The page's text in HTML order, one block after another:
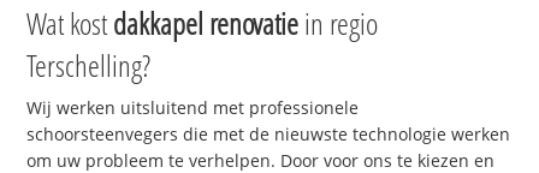
Wat kostdakkapel renovatiein regio
Terschelling?
Wij werken uitsluitend met professionele
schoorsteenvegers die met de nieuwste technologie werken
om uw probleem te verhelpen. Door voor ons te kiezen en